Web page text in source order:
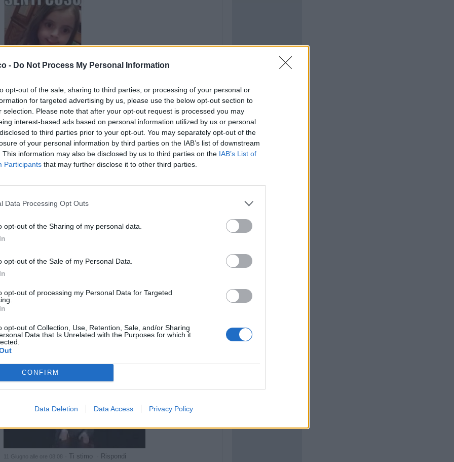
- Do Not Process My Personal Information
opt-out of the sale, sharing to third parties, or processing of your personal or
for targeted advertising by us, please use the below opt-out section to
selection. Please note that after your opt-out request is processed you may
interest-based ads based on personal information utilized by us or personal
to third parties prior to your opt-out. You may separately opt-out of the
of your personal information by third parties on the IAB’s list of downstream
This information may also be disclosed by us to third parties on the IAB’s List of
Participants that may further disclose it to other third parties.
Data Processing Opt Outs
opt-out of the Sharing of my personal data.
opt-out of the Sale of my Personal Data.
opt-out of processing my Personal Data for Targeted
opt-out of Collection, Use, Retention, Sale, and/or Sharing
Data that Is Unrelated with the Purposes for which it
CONFIRM
Data Deletion Data Access Privacy Policy
11 Giugno alle ore 07:46· Ti stimo·Rispondi
pecos:Buongiorno Erminia ☕️☕️☀️☀️😎😘😘
1
11 Giugno alle ore 07:50·Ti stimo·Rispondi
Celeste:Sei come la Madonna 🤣
11 Giugno alle ore 07:53·Ti stimo·Rispondi
Nicktuttipresi:Coso vai a cosare sa un'altra parte
11 Giugno alle ore 07:55·Ti stimo·Rispondi
2
ghibellino Buongiorno... Lavora e taci!
11 Giugno alle ore 08:06
hamilton89:Ugo quel coso curioso ..👋👋☕☕🍒🍒
Signora Lorena
11 Giugno alle ore 08:08 Ti stimo Rispondi